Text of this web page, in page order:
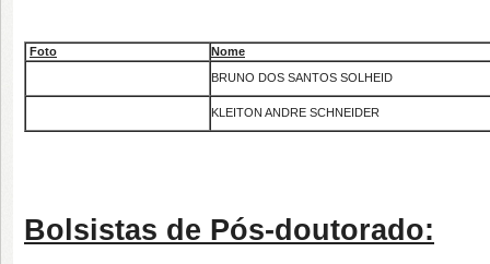
Foto
Nome
BRUNO DOS SANTOS SOLHEID
KLEITON ANDRE SCHNEIDER
Bolsistas de Pós-doutorado: